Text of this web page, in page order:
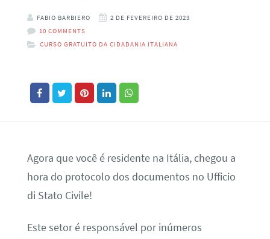
FABIO BARBIERO
2 DE FEVEREIRO DE 2023
10 COMMENTS
CURSO GRATUITO DA CIDADANIA ITALIANA
Agora que você é residente na Itália, chegou a
hora do protocolo dos documentos no Ufficio
di Stato Civile!
Este setor é responsável por inúmeros